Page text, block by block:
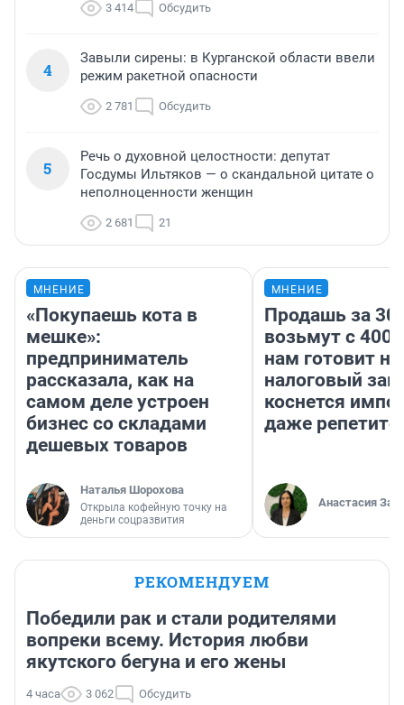
3 414 Обсудить
4
Завыли сирены: в Курганской области ввели
режим ракетной опасности
2 781 Обсудить
5
Речь о духовной целостности: депутат
Госдумы Ильтяков — о скандальной цитате о
неполноценности женщин
2 681 21
МНЕНИЕ
«Покупаешь кота в
мешке»:
предприниматель
рассказала, как на
самом деле устроен
бизнес со складами
дешевых товаров
Наталья Шорохова
Открыла кофейную точку на
деньги соцразвития
МНЕНИЕ
Продашь за
возьмут с
нам готовит
налоговый
коснется
даже
Анастасия
РЕКОМЕНДУЕМ
Победили рак и стали родителями
вопреки всему. История любви
якутского бегуна и его жены
4 часа 3 062 Обсудить